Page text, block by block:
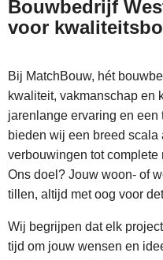
Bouwbedrijf
voor
Bij MatchBouw, hét
kwaliteit, vakmanschap en
jarenlange ervaring en
bieden wij een breed
verbouwingen tot
Ons doel? Jouw woon- of
tillen, altijd met oog voor
Wij begrijpen dat elk
tijd om jouw wensen en